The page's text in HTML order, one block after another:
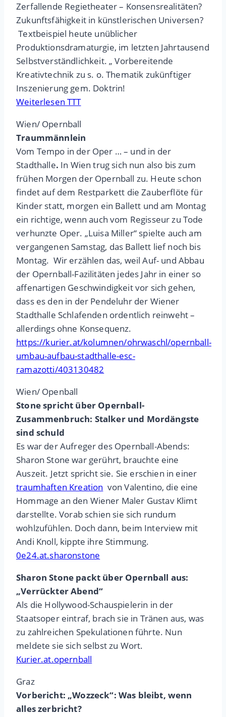
Zerfallende Regietheater – Konsensrealitäten?
Zukunftsfähigkeit in künstlerischen Universen?
Textbeispiel heute unüblicher
Produktionsdramaturgie, im letzten Jahrtausend
Selbstverständlichkeit. „ Vorbereitende
Kreativtechnik zu s. o. Thematik zukünftiger
Inszenierung gem. Doktrin!
Weiterlesen TTT
Wien/ Opernball
Traummännlein
Vom Tempo in der Oper … – und in der
Stadthalle. In Wien trug sich nun also bis zum
frühen Morgen der Opernball zu. Heute schon
findet auf dem Restparkett die Zauberflöte für
Kinder statt, morgen ein Ballett und am Montag
ein richtige, wenn auch vom Regisseur zu Tode
verhunzte Oper. „Luisa Miller“ spielte auch am
vergangenen Samstag, das Ballett lief noch bis
Montag. Wir erzählen das, weil Auf- und Abbau
der Opernball-Fazilitäten jedes Jahr in einer so
affenartigen Geschwindigkeit vor sich gehen,
dass es den in der Pendeluhr der Wiener
Stadthalle Schlafenden ordentlich reinweht –
allerdings ohne Konsequenz.
https://kurier.at/kolumnen/ohrwaschl/opernball-
umbau-aufbau-stadthalle-esc-
ramazotti/403130482
Wien/ Openball
Stone spricht über Opernball-
Zusammenbruch: Stalker und Mordängste
sind schuld
Es war der Aufreger des Opernball-Abends:
Sharon Stone war gerührt, brauchte eine
Auszeit. Jetzt spricht sie. Sie erschien in einer
traumhaften Kreation von Valentino, die eine
Hommage an den Wiener Maler Gustav Klimt
darstellte. Vorab schien sie sich rundum
wohlzufühlen. Doch dann, beim Interview mit
Andi Knoll, kippte ihre Stimmung.
0e24.at.sharonstone
Sharon Stone packt über Opernball aus:
„Verrückter Abend“
Als die Hollywood-Schauspielerin in der
Staatsoper eintraf, brach sie in Tränen aus, was
zu zahlreichen Spekulationen führte. Nun
meldete sie sich selbst zu Wort.
Kurier.at.opernball
Graz
Vorbericht: „Wozzeck“: Was bleibt, wenn
alles zerbricht?